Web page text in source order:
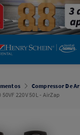
Compressor De Ar
220V 50L - AirZap